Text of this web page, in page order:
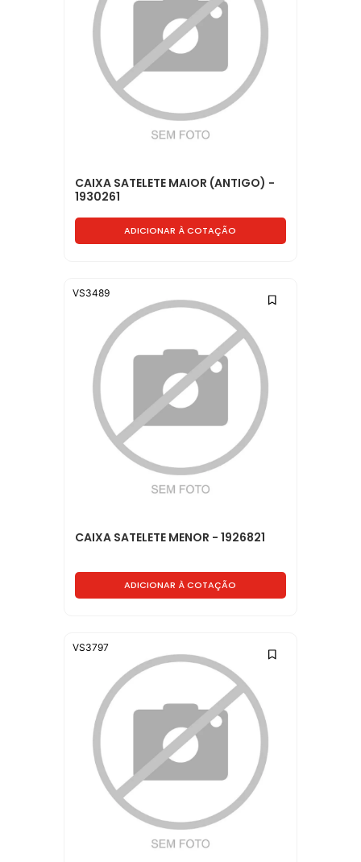
CAIXA SATELETE MAIOR (ANTIGO) -
1930261
ADICIONAR À COTAÇÃO
CAIXA SATELETE MENOR - 1926821
ADICIONAR À COTAÇÃO
VS3489
VS3797